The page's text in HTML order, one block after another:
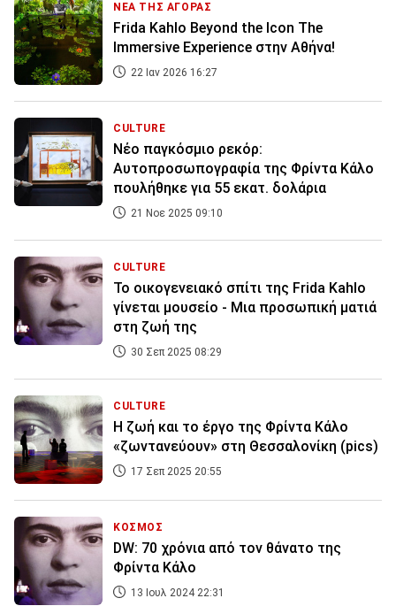
ΝΕΑ ΤΗΣ ΑΓΟΡΑΣ
Frida Kahlo Beyond the Icon The
Immersive Experience στην Αθήνα!
22 Ιαν 2026 16:27
CULTURE
Νέο παγκόσμιο ρεκόρ:
Αυτοπροσωπογραφία της Φρίντα Κάλο
πουλήθηκε για 55 εκατ. δολάρια
21 Νοε 2025 09:10
CULTURE
Το οικογενειακό σπίτι της Frida Kahlo
γίνεται μουσείο - Μια προσωπική ματιά
στη ζωή της
30 Σεπ 2025 08:29
CULTURE
Η ζωή και το έργο της Φρίντα Κάλο
«ζωντανεύουν» στη Θεσσαλονίκη (pics)
17 Σεπ 2025 20:55
ΚΟΣΜΟΣ
DW: 70 χρόνια από τον θάνατο της
Φρίντα Κάλο
13 Ιουλ 2024 22:31